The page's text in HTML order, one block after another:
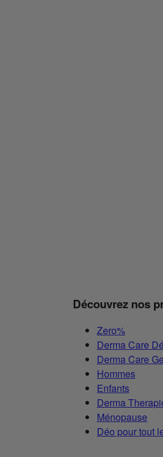
Découvrez nos
Zero%
Derma Care
Derma Care
Hommes
Enfants
Derma
Ménopause
Déo pour tout